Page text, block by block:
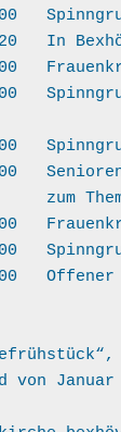
Fr.	13.12
Do.	19.12.
15.00
Do.	02.01.
Mi.
Do.	16.01.
15.00
von